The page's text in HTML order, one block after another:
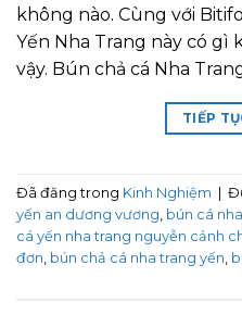
không nào. Cùng với
Yến Nha Trang này có gì
vậy. Bún chả cá Nha
TIẾP
Đã đăng trong Kinh Nghiệm
yến an dương vương bún cá
cá yến nha trang nguyễn cảnh
đơn bún chả cá nha trang yến